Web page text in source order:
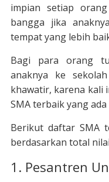
impian setiap
bangga jika
tempat yang lebih
Bagi para orang
anaknya ke
khawatir, karena kali
SMA terbaik yang ada
Berikut daftar SMA
berdasarkan total
1. Pesantren